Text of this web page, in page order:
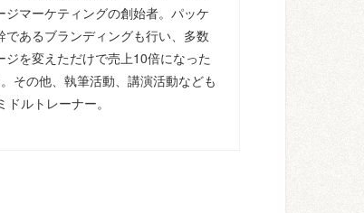
マーケティングの創始者。パッケ
あるブランディングも行い、多数
を変えただけで売上10倍になった
その他、執筆活動、講演活動なども
ルトレーナー。